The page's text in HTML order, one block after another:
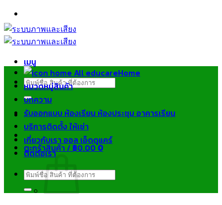
ข้าม
ไป
ยัง
เมนู
ค้นหา:
ตะกร้าสินค้า /฿0.000
Home
หมวดหมู่สินค้า
บทความ
รับออกแบบ ห้องเรียน ห้องประชุม อาคารเรียน
บริการติดตั้ง ให้เช่า
เกี่ยวกับเรา ออล เอ็ดดูแคร์
ติดต่อเรา
ค้นหา: